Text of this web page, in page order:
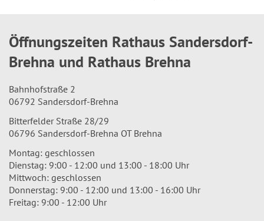
Öffnungszeiten Rathaus Sandersdorf-
Brehna und Rathaus Brehna
Bahnhofstraße 2
06792 Sandersdorf-Brehna
Bitterfelder Straße 28/29
06796 Sandersdorf-Brehna OT Brehna
Montag: geschlossen
Dienstag: 9:00 - 12:00 und 13:00 - 18:00 Uhr
Mittwoch: geschlossen
Donnerstag: 9:00 - 12:00 und 13:00 - 16:00 Uhr
Freitag: 9:00 - 12:00 Uhr